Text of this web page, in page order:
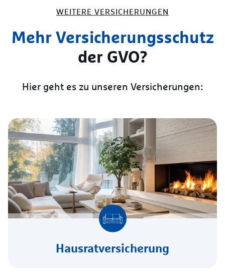
WEITERE VERSICHERUNGEN
Mehr Versicherungsschutz
der GVO?
Hier geht es zu unseren Versicherungen:
Hausratversicherung